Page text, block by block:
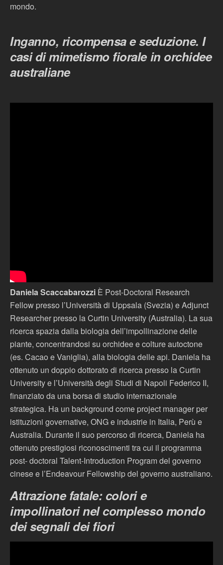
mondo.
Inganno, ricompensa e seduzione. I
casi di mimetismo fiorale in orchidee
australiane
Daniela Scaccabarozzi È Post-Doctoral Research
Fellow presso l’Università di Uppsala (Svezia) e Adjunct
Researcher presso la Curtin University (Australia). La sua
ricerca spazia dalla biologia dell’impollinazione delle
piante, concentrandosi su orchidee e colture autoctone
(es. Cacao e Vaniglia), alla biologia delle api. Daniela ha
ottenuto un doppio dottorato di ricerca presso la Curtin
University e l’Università degli Studi di Napoli Federico II,
finanziato da una borsa di studio internazionale
strategica. Ha un background come project manager per
istituzioni governative, ONG e industrie in Italia, Perù e
Australia. Durante il suo percorso di ricerca, Daniela ha
ottenuto prestigiosi riconoscimenti tra cui il programma
post- doctoral Talent-Introduction Program del governo
cinese e l’Endeavour Fellowship del governo australiano.
Attrazione fatale: colori e
impollinatori nel complesso mondo
dei segnali dei fiori